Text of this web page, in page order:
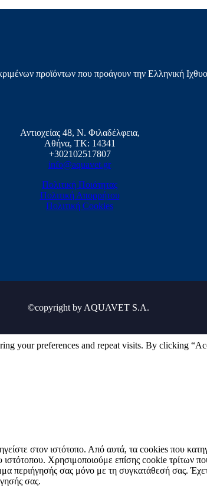
προϊόντων που προάγουν την Ελληνική
Αντιοχείας 48, Ν. Φιλαδέλφεια,
Αθήνα, ΤΚ: 14341
+302102517807
info@aquavet.gr
Πολιτική Ποιότητας
Πολιτική Απορρήτου
Πολιτική Cookies
©copyright by AQUAVET S.A.
your preferences and repeat visits. By clicking
στον ιστότοπο. Από αυτά, τα cookies που
ιστότοπου. Χρησιμοποιούμε επίσης cookie
περιήγησής σας μόνο με τη συγκατάθεσή σας.
σας.